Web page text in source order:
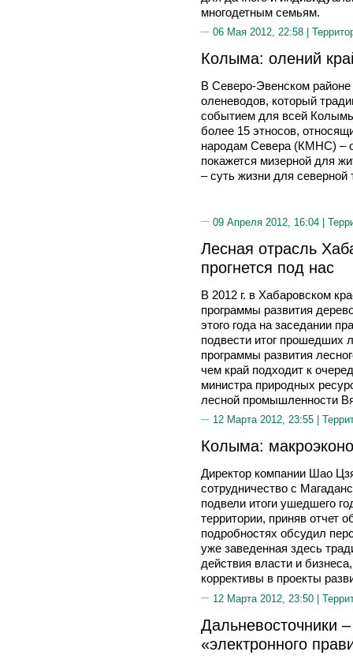
многодетным семьям.
06 Мая 2012, 22:58 |
Колыма: олений
В Северо-Эвенском
оленеводов, который
событием для всей
более 15 этносов,
народам Севера (КМНС) –
покажется мизерной для
– суть жизни для северной
09 Апреля 2012, 16:04 |
Лесная отрасль
прогнется под нас
В 2012 г. в Хабаровском
программы развития
этого года на заседании
подвести итог прошедших
программы развития
чем край подходит к
министра природных
лесной промышленности
12 Марта 2012, 23:55 |
Колыма:
Директор компании Шао
сотрудничество с
подвели итоги ушедшего
территории, приняв отчет
подробностях обсудил
уже заведенная здесь
действия власти и
коррективы в проекты
12 Марта 2012, 23:50 |
Дальневосточники
«электронного